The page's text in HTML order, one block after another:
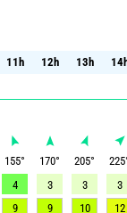
11h 12h 13h
11h 12h 13h 14h
155° 170° 205° 225
4 3 3 3
9 9 10 12